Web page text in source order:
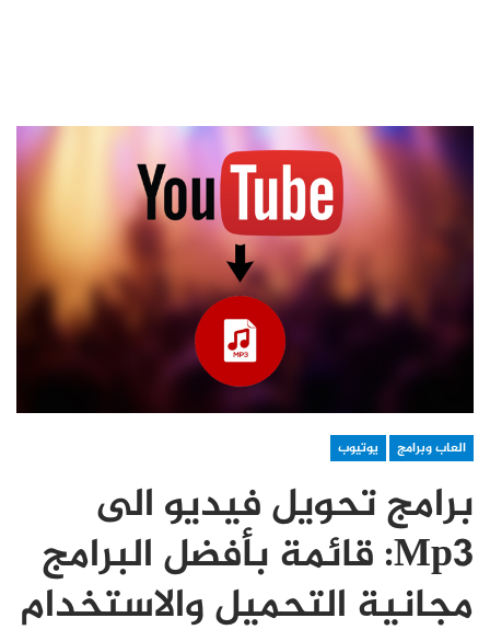
العاب وبرامج يوتيوب
برامج تحويل فيديو الى
Mp3: قائمة بأفضل البرامج
مجانية التحميل والاستخدام